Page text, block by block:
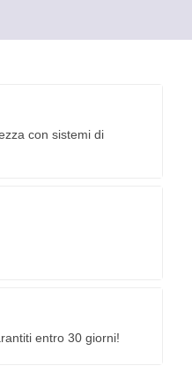
con sistemi di
entro 30 giorni!